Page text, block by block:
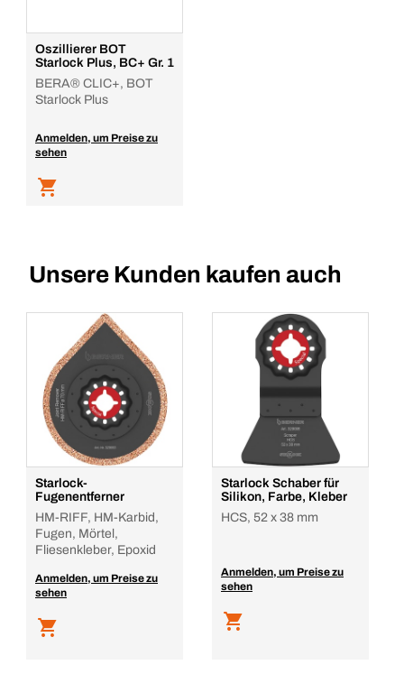
Oszillierer BOT
Starlock Plus, BC+ Gr. 1
BERA® CLIC+, BOT
Starlock Plus
Anmelden, um Preise zu
sehen
Unsere Kunden kaufen auch
Starlock-
Fugenentferner
HM-RIFF, HM-Karbid,
Fugen, Mörtel,
Fliesenkleber, Epoxid
Anmelden, um Preise zu
sehen
Starlock Schaber für
Silikon, Farbe, Kleber
HCS, 52 x 38 mm
Anmelden, um Preise zu
sehen